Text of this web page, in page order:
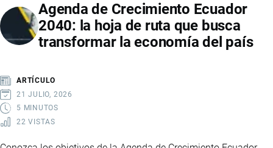
AMAZONÍA
ECUATORIANA:
IMPACTOS
Y
COMERCIALES
Agenda de Crecimiento Ecuador
2040: la hoja de ruta que busca
transformar la economía del país
ARTÍCULO
21 JULIO, 2026
5 MINUTOS
22 VISTAS